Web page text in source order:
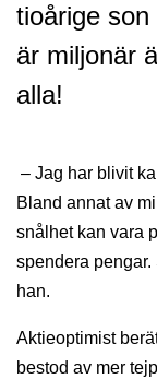
tioårige
är miljonär
alla!
– Jag har blivit
Bland annat av
snålhet kan vara
spendera
han.
Aktieoptimist
bestod av mer